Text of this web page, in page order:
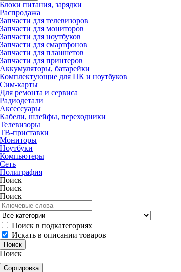
Блоки питания, зарядки
Распродажа
Запчасти для телевизоров
Запчасти для мониторов
Запчасти для ноутбуков
Запчасти для смартфонов
Запчасти для планшетов
Запчасти для принтеров
Аккумуляторы, батарейки
Комплектующие для ПК и ноутбуков
Сим-карты
Для ремонта и сервиса
Радиодетали
Аксессуары
Кабели, шлейфы, переходники
Телевизоры
ТВ-приставки
Мониторы
Ноутбуки
Компьютеры
Сеть
Полиграфия
Поиск
Поиск
Поиск
Поиск в подкатегориях
Искать в описании товаров
Поиск
Сортировка